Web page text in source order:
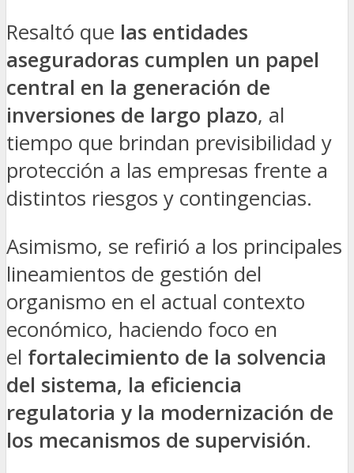
Resaltó que las entidades
aseguradoras cumplen un papel
central en la generación de
inversiones de largo plazo, al
tiempo que brindan previsibilidad y
protección a las empresas frente a
distintos riesgos y contingencias.
Asimismo, se refirió a los principales
lineamientos de gestión del
organismo en el actual contexto
económico, haciendo foco en
el fortalecimiento de la solvencia
del sistema, la eficiencia
regulatoria y la modernización de
los mecanismos de supervisión.